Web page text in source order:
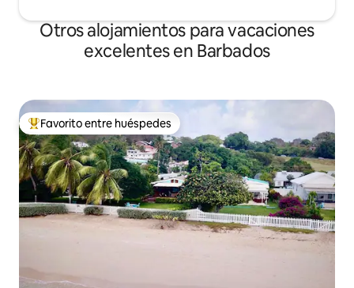
Otros alojamientos para vacaciones
excelentes en Barbados
Favorito entre huéspedes preferido
Favorito entre huéspedes